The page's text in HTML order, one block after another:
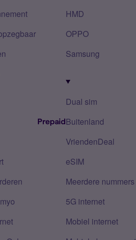
Prepaid
HMD
OPPO
Samsung
Dual sim
Buitenland
VriendenDeal
eSIM
Meerdere nummers
5G internet
Mobiel internet